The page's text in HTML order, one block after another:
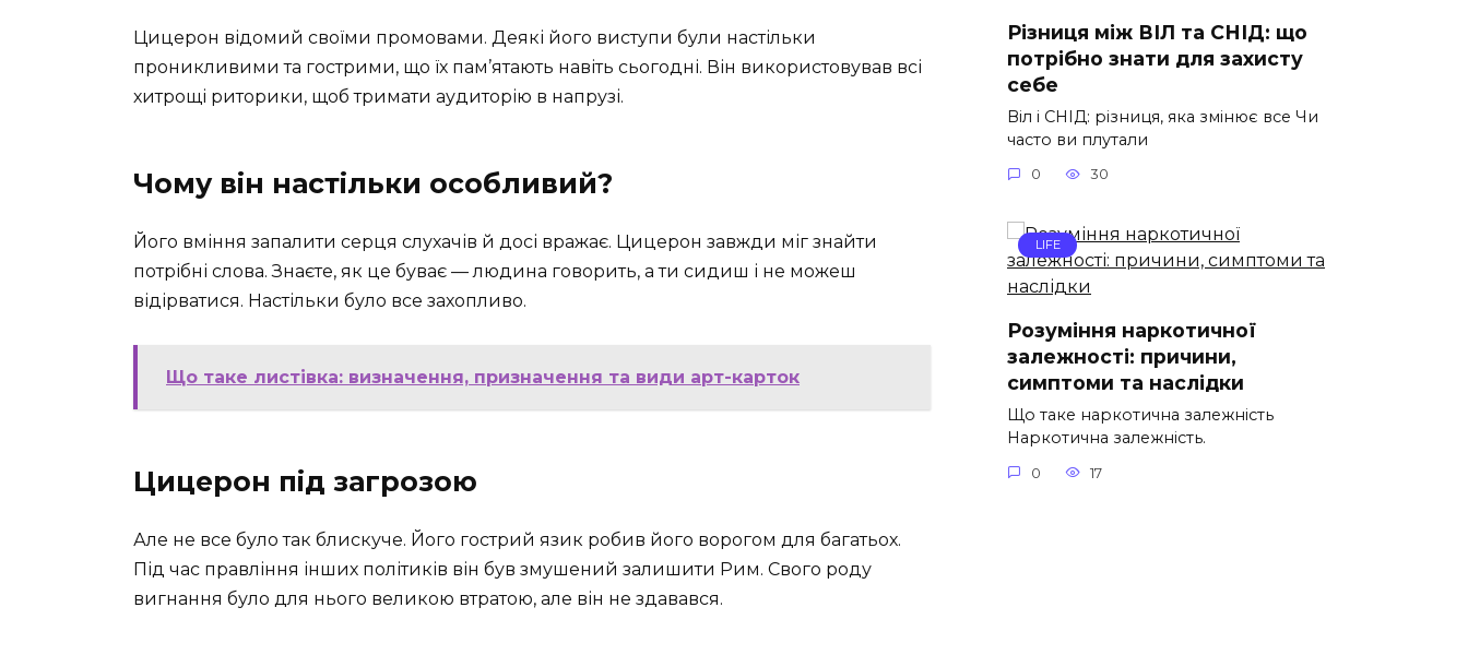
Цицерон відомий своїми промовами. Деякі його виступи були настільки
проникливими та гострими, що їх пам’ятають навіть сьогодні. Він використовував всі
хитрощі риторики, щоб тримати аудиторію в напрузі.
Чому він настільки особливий?
Його вміння запалити серця слухачів й досі вражає. Цицерон завжди міг знайти
потрібні слова. Знаєте, як це буває — людина говорить, а ти сидиш і не можеш
відірватися. Настільки було все захопливо.
Що таке листівка: визначення, призначення та види арт-карток
Цицерон під загрозою
Але не все було так блискуче. Його гострий язик робив його ворогом для багатьох.
Під час правління інших політиків він був змушений залишити Рим. Свого роду
вигнання було для нього великою втратою, але він не здавався.
Різниця між ВІЛ та СНІД: що
потрібно знати для захисту
себе
Віл і СНІД: різниця, яка змінює все Чи
часто ви плутали
0 30
LIFE
Розуміння наркотичної
залежності: причини,
симптоми та наслідки
Що таке наркотична залежність
Наркотична залежність.
0 17